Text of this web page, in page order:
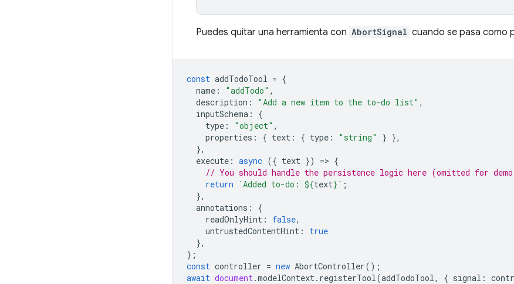
Puedes quitar una herramienta con AbortSignal cuando se pasa como
const addTodoTool = {
name : "addTodo" ,
description : "Add a new item to the to-do list" ,
inputSchema :
{
type : "object" ,
properties : { text : { type : "string" } },
},
execute : async ({ text }) => {
// You should handle the persistence logic here (omitted for
return
`Added to-do: ${text} ` ;
},
annotations :
{
readOnlyHint : false,
untrustedContentHint :
true
},
};
const controller = new AbortController();
await document.modelContext. registerTool(addTodoTool, { signal :